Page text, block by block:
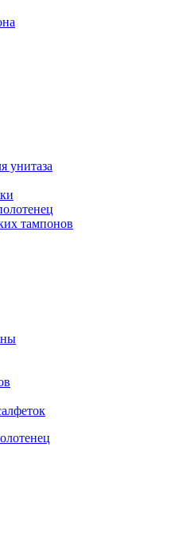
унитаза
тампонов